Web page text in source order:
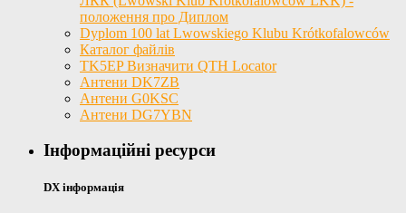
положення про Диплом
Dyplom 100 lat Lwowskiego Klubu Krótkofalowców
Каталог файлів
TK5EP Визначити QTH Locator
Антени DK7ZB
Антени G0KSC
Антени DG7YBN
Інформаційні ресурси
DX інформація